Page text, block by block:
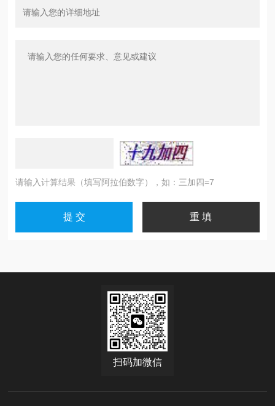
请输入计算结果（填写阿拉伯数字），如：三加四=7
扫码加微信